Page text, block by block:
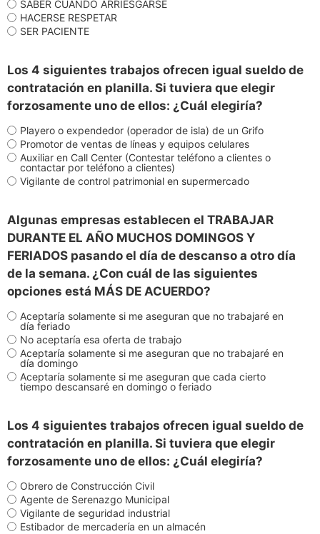
SABER CUANDO ARRIESGARSE
HACERSE RESPETAR
SER PACIENTE
Los 4 siguientes trabajos ofrecen igual sueldo de
contratación en planilla. Si tuviera que elegir
forzosamente uno de ellos: ¿Cuál elegiría?
Playero o expendedor (operador de isla) de un Grifo
Promotor de ventas de líneas y equipos celulares
Auxiliar en Call Center (Contestar teléfono a clientes o
contactar por teléfono a clientes)
Vigilante de control patrimonial en supermercado
Algunas empresas establecen el TRABAJAR
DURANTE EL AÑO MUCHOS DOMINGOS Y
FERIADOS pasando el día de descanso a otro día
de la semana. ¿Con cuál de las siguientes
opciones está MÁS DE ACUERDO?
Aceptaría solamente si me aseguran que no trabajaré en
día feriado
No aceptaría esa oferta de trabajo
Aceptaría solamente si me aseguran que no trabajaré en
día domingo
Aceptaría solamente si me aseguran que cada cierto
tiempo descansaré en domingo o feriado
Los 4 siguientes trabajos ofrecen igual sueldo de
contratación en planilla. Si tuviera que elegir
forzosamente uno de ellos: ¿Cuál elegiría?
Obrero de Construcción Civil
Agente de Serenazgo Municipal
Vigilante de seguridad industrial
Estibador de mercadería en un almacén